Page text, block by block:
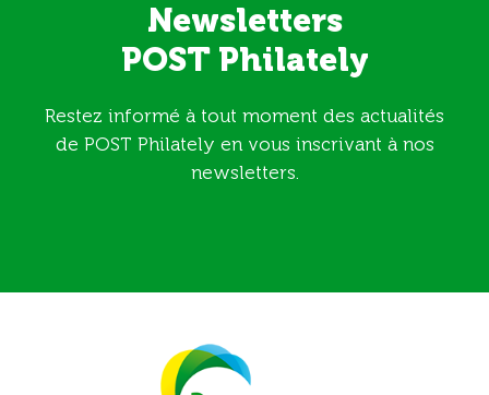
Newsletters
POST Philately
Restez informé à tout moment des actualités
de POST Philately en vous inscrivant à nos
newsletters.